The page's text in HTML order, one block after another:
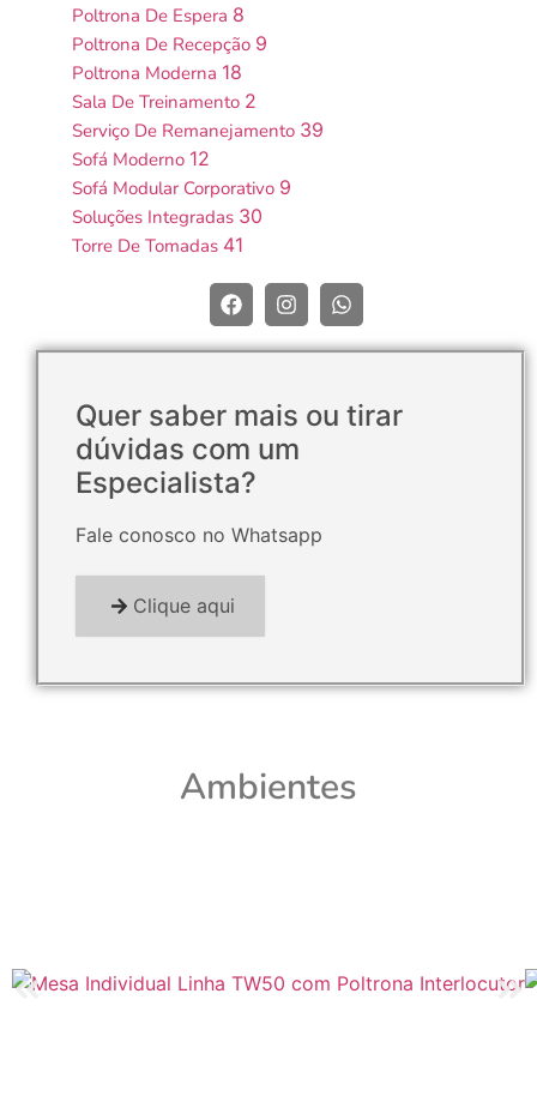
Poltrona De Espera 8
Poltrona De Recepção 9
Poltrona Moderna 18
Sala De Treinamento 2
Serviço De Remanejamento 39
Sofá Moderno 12
Sofá Modular Corporativo 9
Soluções Integradas 30
Torre De Tomadas 41
Quer saber mais ou tirar
dúvidas com um
Especialista?
Fale conosco no Whatsapp
Clique aqui
Ambientes